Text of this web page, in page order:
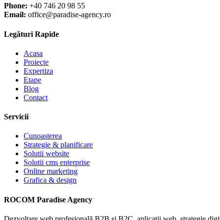
Phone: +40 746 20 98 55
Email: office@paradise-agency.ro
Legături Rapide
Acasa
Proiecte
Expertiza
Etape
Blog
Contact
Servicii
Cunoasterea
Strategie & planificare
Solutii website
Solutii cms enterprise
Online marketing
Grafica & design
ROCOM Paradise Agency